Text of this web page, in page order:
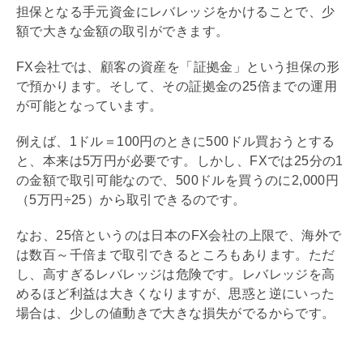
担保となる手元資金に レバレッジをかけることで、少
額で大きな金額の取引ができます。
FX会社では、顧客の資産を「証拠金」という担保の形
で預かります。そして、その証拠金の25倍までの運用
が可能となっています。
例えば、1ドル＝100円のときに500ドル買おうとする
と、本来は5万円が必要です。しかし、FXでは25分の1
の金額で取引可能なので、500ドルを買うのに2,000円
（5万円÷25）から取引できるのです。
なお、25倍というのは日本のFX会社の上限で、海外で
は数百～千倍まで取引できるところもあります。ただ
し、高すぎる レバレッジは危険です。 レバレッジ を高
めるほど利益は大きくなりますが、思惑と逆にいった
場合は、少しの値動きで大きな損失がでるからです。